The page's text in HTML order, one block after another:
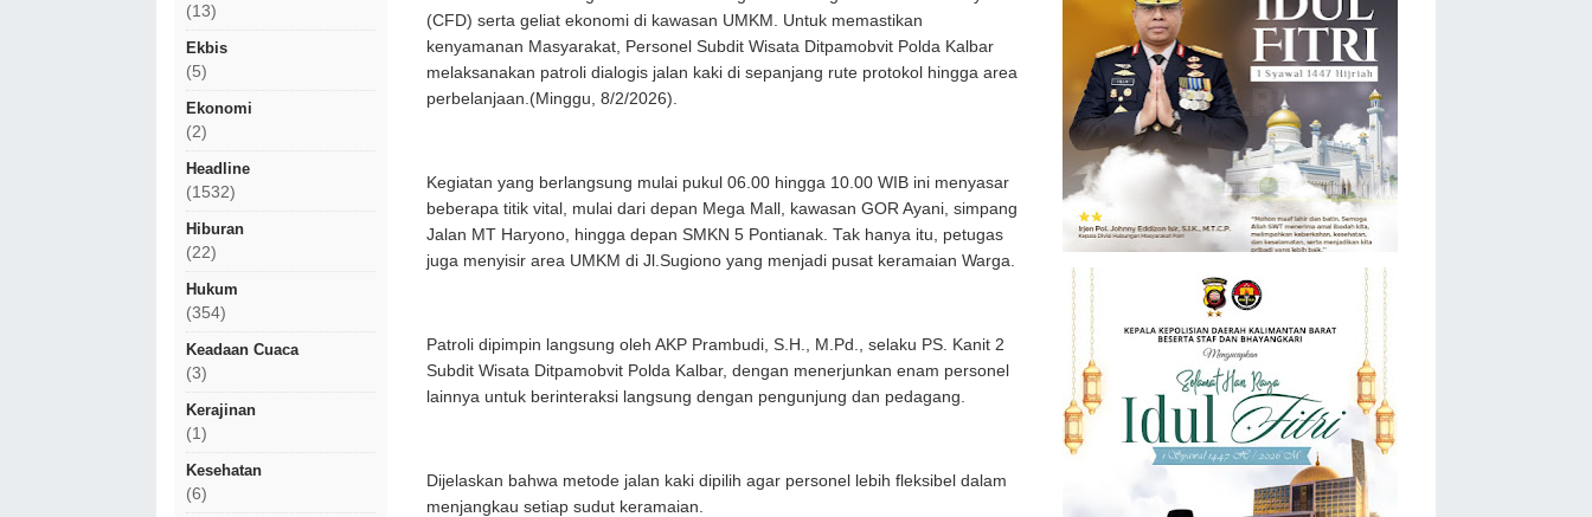
(13)
Ekbis
(5)
Ekonomi
(2)
Headline
(1532)
Hiburan
(22)
Hukum
(354)
Keadaan Cuaca
(3)
Kerajinan
(1)
Kesehatan
(6)
(CFD) serta geliat ekonomi di kawasan UMKM. Untuk memastikan
kenyamanan Masyarakat, Personel Subdit Wisata Ditpamobvit Polda Kalbar
melaksanakan patroli dialogis jalan kaki di sepanjang rute protokol hingga area
perbelanjaan.(Minggu, 8/2/2026).
​Kegiatan yang berlangsung mulai pukul 06.00 hingga 10.00 WIB ini menyasar
beberapa titik vital, mulai dari depan Mega Mall, kawasan GOR Ayani, simpang
Jalan MT Haryono, hingga depan SMKN 5 Pontianak. Tak hanya itu, petugas
juga menyisir area UMKM di Jl.Sugiono yang menjadi pusat keramaian Warga.
​Patroli dipimpin langsung oleh AKP Prambudi, S.H., M.Pd., selaku PS. Kanit 2
Subdit Wisata Ditpamobvit Polda Kalbar, dengan menerjunkan enam personel
lainnya untuk berinteraksi langsung dengan pengunjung dan pedagang.
Dijelaskan bahwa metode jalan kaki dipilih agar personel lebih fleksibel dalam
menjangkau setiap sudut keramaian.